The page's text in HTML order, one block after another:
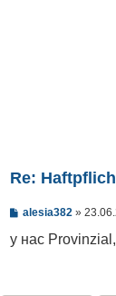
Re:
С
о
alesia382 »
у нас